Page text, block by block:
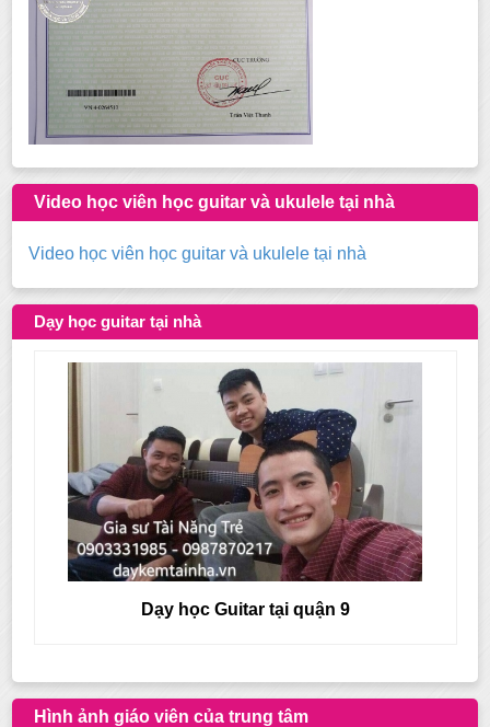
Video học viên học guitar và ukulele tại nhà
Video học viên học guitar và ukulele tại nhà
Dạy học guitar tại nhà
Dạy học Guitar tại quận 9
Hình ảnh giáo viên của trung tâm